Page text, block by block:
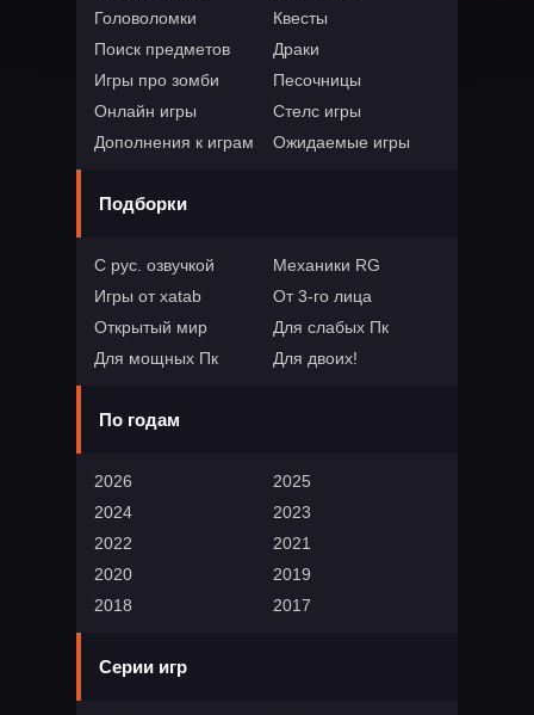
Головоломки
Квесты
Поиск предметов
Драки
Игры про зомби
Песочницы
Онлайн игры
Стелс игры
Дополнения к играм
Ожидаемые игры
Подборки
С рус. озвучкой
Механики RG
Игры от xatab
От 3-го лица
Открытый мир
Для слабых Пк
Для мощных Пк
Для двоих!
По годам
2026
2025
2024
2023
2022
2021
2020
2019
2018
2017
Серии игр